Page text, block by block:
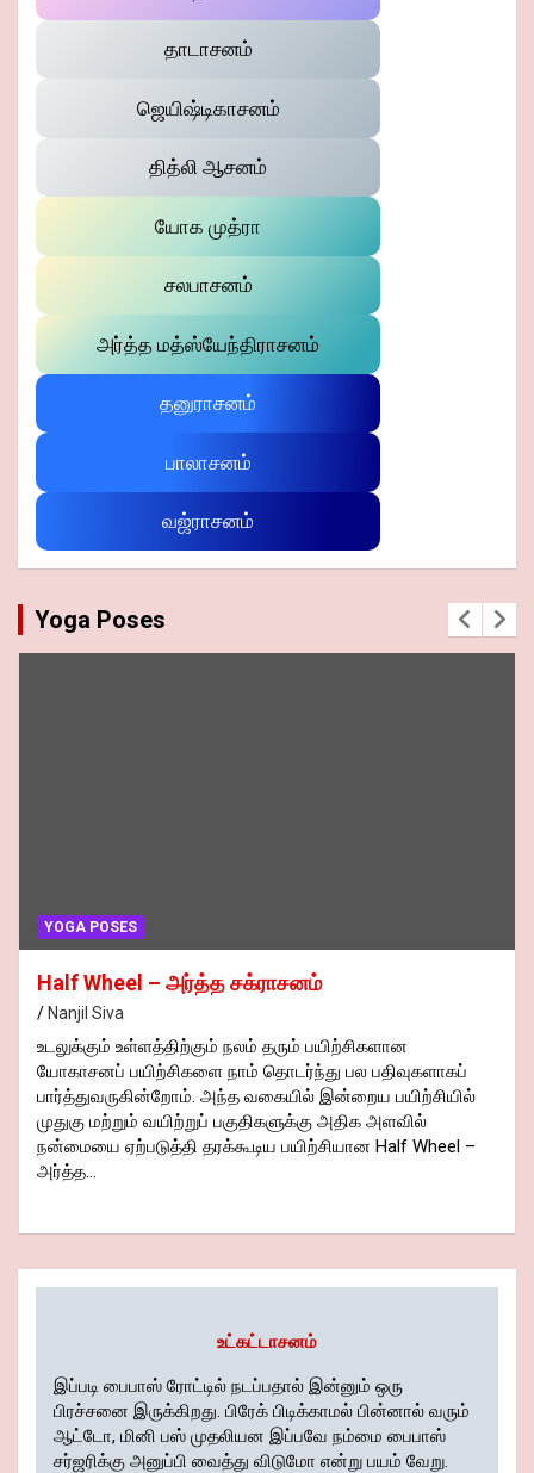
தாடாசனம்
ஜெயிஷ்டிகாசனம்
தித்லி ஆசனம்
யோக முத்ரா
சலபாசனம்
அர்த்த மத்ஸ்யேந்திராசனம்
தனுராசனம்
பாலாசனம்
வஜ்ராசனம்
Yoga Poses
YOGA POSES
Half Wheel – அர்த்த சக்ராசனம்
Nanjil Siva
உடலுக்கும் உள்ளத்திற்கும் நலம் தரும் பயிற்சிகளான
யோகாசனப் பயிற்சிகளை நாம் தொடர்ந்து பல பதிவுகளாகப்
பார்த்துவருகின்றோம். அந்த வகையில் இன்றைய பயிற்சியில்
முதுகு மற்றும் வயிற்றுப் பகுதிகளுக்கு அதிக அளவில்
நன்மையை ஏற்படுத்தி தரக்கூடிய பயிற்சியான Half Wheel –
அர்த்த…
உட்கட்டாசனம்
இப்படி பைபாஸ் ரோட்டில் நடப்பதால் இன்னும் ஒரு
பிரச்சனை இருக்கிறது. பிரேக் பிடிக்காமல் பின்னால் வரும்
ஆட்டோ, மினி பஸ் முதலியன இப்பவே நம்மை பைபாஸ்
சர்ஜரிக்கு அனுப்பி வைத்து விடுமோ என்று பயம் வேறு.